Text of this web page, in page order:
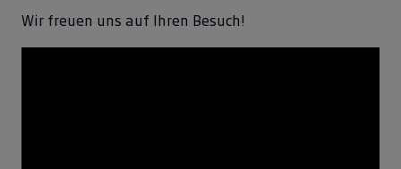
Wir freuen uns auf Ihren Besuch!